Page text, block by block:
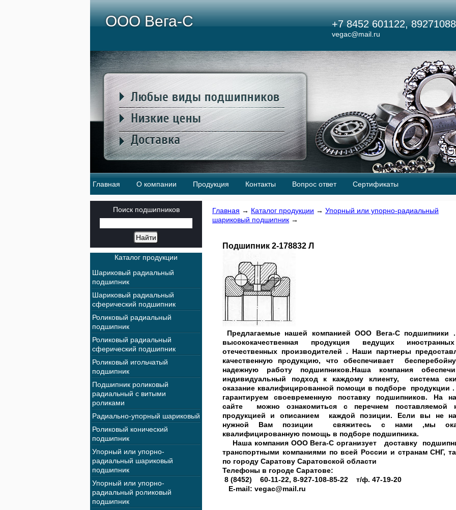
ООО Вега-С +7 8452 601122,
vegac@mail.ru
Главная О компании Продукция Контакты Вопрос ответ Сертификаты
Главная → Каталог продукции → Упорный или упорно-радиальный
шариковый подшипник →
Подшипник 2-178832 Л
Предлагаемые нашей компанией ООО Вега-С подшипники
высококачественная продукция ведущих
отечественных производителей . Наши партнеры
качественную продукцию, что обеспечивает
надежную работу подшипников.Наша компания
индивидуальный подход к каждому клиенту, система
оказание квалифицированной помощи в подборе
гарантируем своевременную поставку подшипников. На
сайте можно ознакомиться с перечнем поставляемой
продукцией и описанием каждой позиции. Если вы не
нужной Вам позиции свяжитесь с нами ,мы
квалифицированную помощь в подборе подшипника.
Наша компания ООО Вега-С организует доставку
транспортными компаниями по всей России и странам СНГ,
по городу Саратову Саратовской области
Телефоны в городе Саратове:
8 (8452) 60-11-22, 8-927-108-85-22 т/ф. 47-19-20
E-mail: vegac@mail.ru
Поиск подшипников
Каталог продукции
Шариковый радиальный
подшипник
Шариковый радиальный
сферический подшипник
Роликовый радиальный
подшипник
Роликовый радиальный
сферический подшипник
Роликовый игольчатый
подшипник
Подшипник роликовый
радиальный с витыми
роликами
Радиально-упорный шариковый
Роликовый конический
подшипник
Упорный или упорно-
радиальный шариковый
подшипник
Упорный или упорно-
радиальный роликовый
подшипник